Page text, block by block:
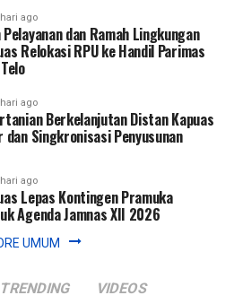
ago
dan Ramah Lingkungan
Relokasi RPU ke Handil Parimas
ago
Berkelanjutan Distan Kapuas
dan Singkronisasi Penyusunan
ago
Lepas Kontingen Pramuka
Agenda Jamnas XII 2026
UMUM
TRENDING VIDEOS